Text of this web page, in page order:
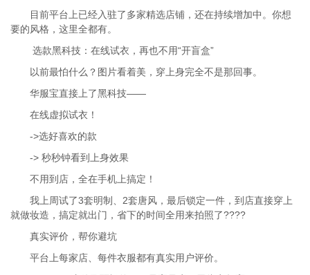
目前平台上已经入驻了多家精选店铺，还在持续增加中。你想
要的风格，这里全都有。
选款黑科技：在线试衣，再也不用“开盲盒”
以前最怕什么？图片看着美，穿上身完全不是那回事。
华服宝直接上了黑科技——
在线虚拟试衣！
->选好喜欢的款
-> 秒秒钟看到上身效果
不用到店，全在手机上搞定！
我上周试了3套明制、2套唐风，最后锁定一件，到店直接穿上
就做妆造，搞定就出门，省下的时间全用来拍照了????
真实评价，帮你避坑
平台上每家店、每件衣服都有真实用户评价。